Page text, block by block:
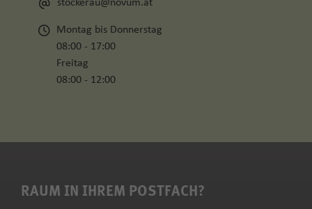
Montag bis Donnerstag
08:00 - 17:00
Freitag
08:00 - 12:00
RAUM IN IHREM POSTFACH?